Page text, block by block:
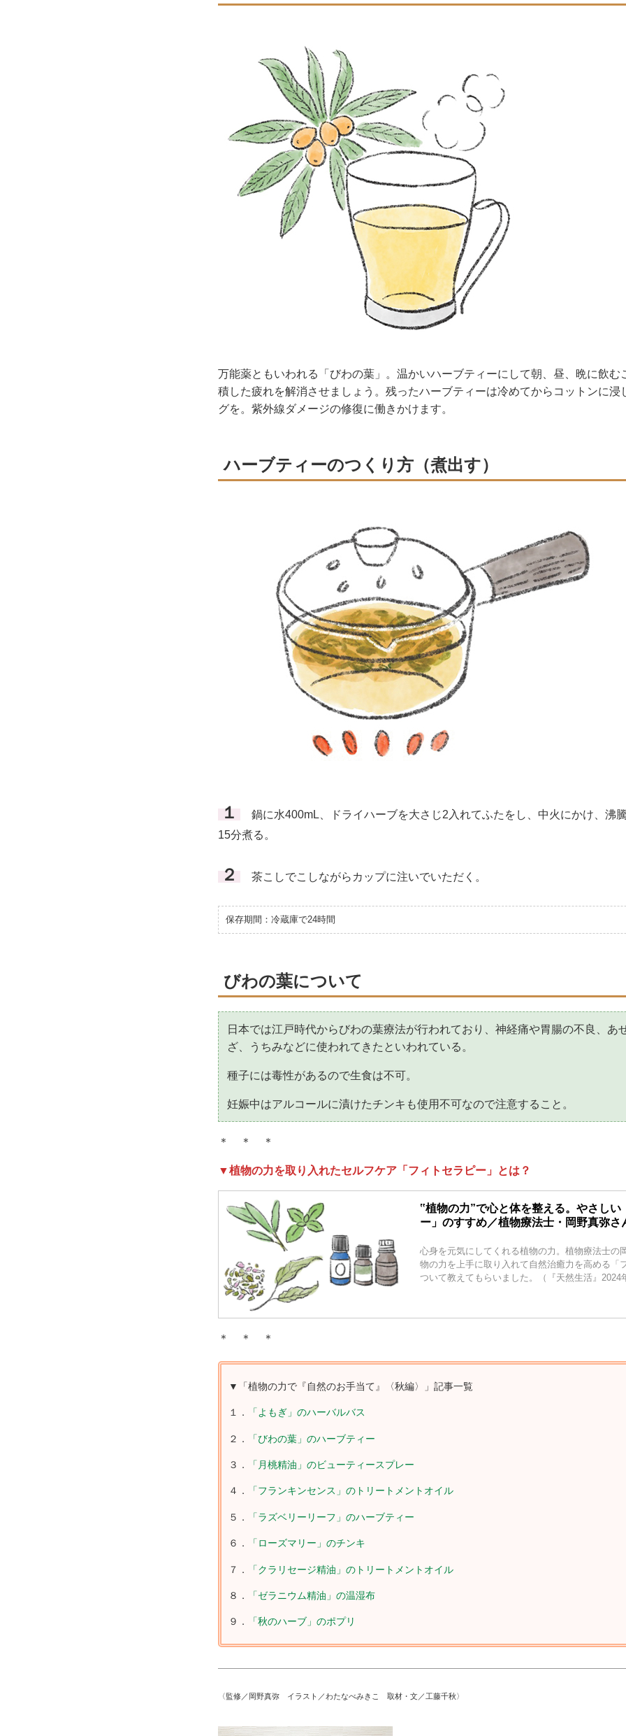
万能薬ともいわれる「びわの葉」。温かいハーブティーにして朝、昼、晩に飲む
積した疲れを解消させましょう。残ったハーブティーは冷めてからコットンに浸
グを。紫外線ダメージの修復に働きかけます。
ハーブティーのつくり方（煮出す）
１
鍋に水400mL、ドライハーブを大さじ2入れてふたをし、中火にかけ、沸
15分煮る。
２ 茶こしでこしながらカップに注いでいただく。
保存期間：冷蔵庫で24時間
びわの葉について
日本では江戸時代からびわの葉療法が行われており、神経痛や胃腸の不良、あ
ざ、うちみなどに使われてきたといわれている。
種子には毒性があるので生食は不可。
妊娠中はアルコールに漬けたチンキも使用不可なので注意すること。
＊ ＊ ＊
▼植物の力を取り入れたセルフケア「フィトセラピー」とは？
‟植物の力”で心と体を整える。やさしい
ー」のすすめ／植物療法士・岡野真弥さ
心身を元気にしてくれる植物の力。植物療法士の
物の力を上手に取り入れて自然治癒力を高める「
ついて教えてもらいました。（『天然生活』2024
＊ ＊ ＊
▼「植物の力で『自然のお手当て』〈秋編〉」記事一覧
１． 「よもぎ」のハーバルバス
２． 「びわの葉」のハーブティー
３． 「月桃精油」のビューティースプレー
４． 「フランキンセンス」のトリートメントオイル
５． 「ラズベリーリーフ」のハーブティー
６． 「ローズマリー」のチンキ
７． 「クラリセージ精油」のトリートメントオイル
８． 「ゼラニウム精油」の温湿布
９． 「秋のハーブ」のポプリ
〈監修／岡野真弥 イラスト／わたなべみきこ 取材・文／工藤千秋〉